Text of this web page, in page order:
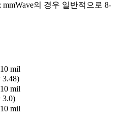
의 경우 일반적으로 8-
mil
3.48)
mil
3.0)
mil